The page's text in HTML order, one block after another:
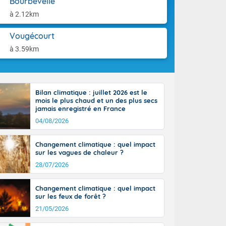
à 2.12km
Vougécourt
à 3.59km
jusque
la Corse.
Pyrénées,
marge de
de la
En soirée,
22 à 24,
sur le
hors côtes
38 ou 39
Bilan climatique : juillet 2026 est le
mois le plus chaud et un des plus secs
jamais enregistré en France
04/08/2026
Changement climatique : quel impact
sur les vagues de chaleur ?
28/07/2026
Changement climatique : quel impact
sur les feux de forêt ?
21/05/2026